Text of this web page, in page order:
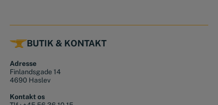
BUTIK & KONTAKT
Adresse
Finlandsgade 14
4690 Haslev
Kontakt os